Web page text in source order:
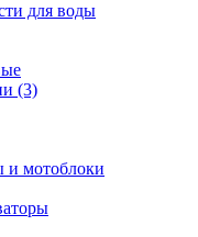
для воды
(3)
и мотоблоки